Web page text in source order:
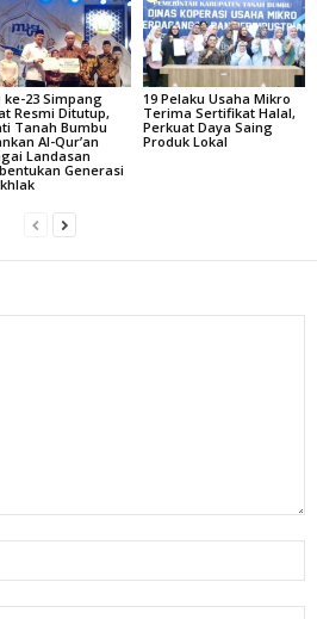
ke-23 Simpang
Resmi Ditutup,
Tanah Bumbu
Al-Qur’an
Landasan
Generasi
19 Pelaku Usaha Mikro
Terima Sertifikat Halal,
Perkuat Daya Saing
Produk Lokal